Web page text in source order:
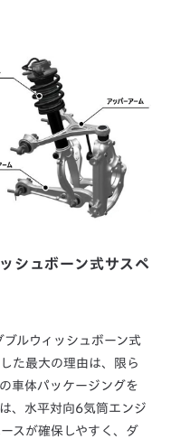
シュボーン式サスペ
ルウィッシュボーン式
た最大の理由は、限ら
車体パッケージングを
、水平対向6気筒エンジ
スが確保しやすく、ダ